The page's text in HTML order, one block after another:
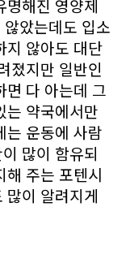
명해진 영양제
았는데도 입소
지 않아도 대단
졌지만 일반인
면 다 아는데 그
는 약국에서만
는 운동에 사람
많이 함유되
해 주는 포텐시
많이 알려지게